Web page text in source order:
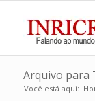
Arquivo para
Você está aqui: